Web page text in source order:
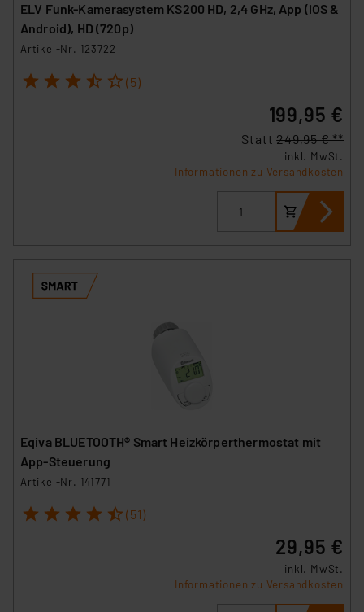
ELV Funk-Kamerasystem KS200 HD, 2,4 GHz, App (iOS &
Android), HD (720p)
Artikel-Nr. 123722
1 2 3 4 5 (5)
199,95 €
Statt249,95 € **
inkl. MwSt.
Informationen zu Versandkosten
Eqiva BLUETOOTH® Smart Heizkörperthermostat mit
App-Steuerung
Artikel-Nr. 141771
1 2 3 4 5 (51)
29,95 €
inkl. MwSt.
Informationen zu Versandkosten